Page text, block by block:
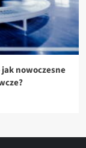
nowoczesne